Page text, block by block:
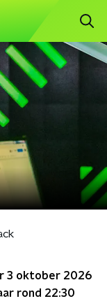
3 oktober 2026
rond 22:30